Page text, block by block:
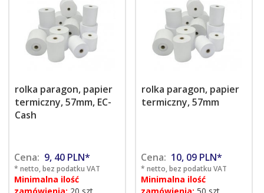
rolka paragon, papier
termiczny, 57mm, EC-
Cash
Cena: 9, 40 PLN*
* netto, bez podatku VAT
Minimalna ilość
rolka paragon, papier
termiczny, 57mm
Cena: 10, 09 PLN*
* netto, bez podatku VAT
Minimalna ilość